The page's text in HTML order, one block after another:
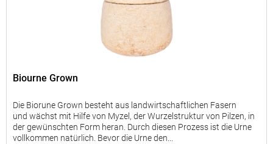
Biourne Grown
Die Biorune Grown besteht aus landwirtschaftlichen Fasern
und wächst mit Hilfe von Myzel, der Wurzelstruktur von Pilzen, in
der gewünschten Form heran. Durch diesen Prozess ist die Urne
vollkommen natürlich. Bevor die Urne den...